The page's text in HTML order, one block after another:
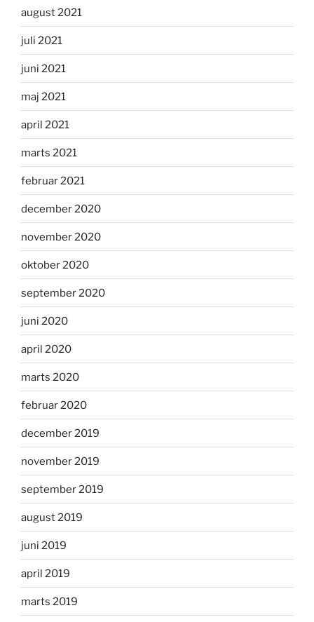
august 2021
juli 2021
juni 2021
maj 2021
april 2021
marts 2021
februar 2021
december 2020
november 2020
oktober 2020
september 2020
juni 2020
april 2020
marts 2020
februar 2020
december 2019
november 2019
september 2019
august 2019
juni 2019
april 2019
marts 2019